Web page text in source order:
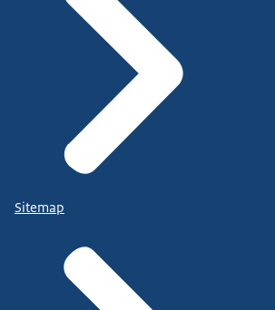
Sitemap